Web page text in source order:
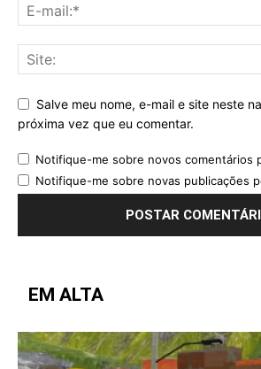
Salve meu nome, e-mail e site neste
próxima vez que eu comentar.
Notifique-me sobre novos comentários
Notifique-me sobre novas publicações
EM ALTA